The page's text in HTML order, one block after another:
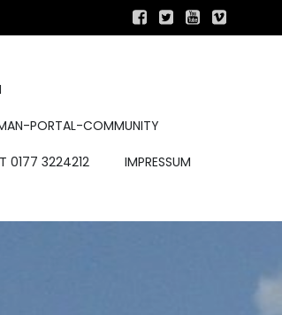
PORTAL-COMMUNITY
0177 3224212 IMPRESSUM